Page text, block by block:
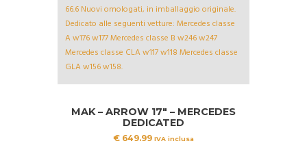
MAK – ARROW 17″ – MERCEDES
DEDICATED
€ 649.99 IVA inclusa